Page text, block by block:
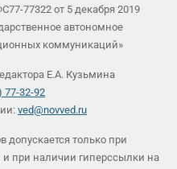
77322 от 5 декабря 2019
автономное
коммуникаций»
Е.А. Кузьмина
77-32-92
ved@novved.ru
только при
при наличии гиперссылки на